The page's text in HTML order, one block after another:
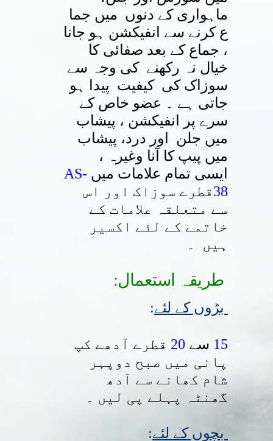
ماہواری کے دنوں میں جما
ع کرنے سے انفیکشن ہو جانا
، جماع کے بعد صفائی کا
خیال نہ رکھنے کی وجہ سے
سوزاک کی کیفیت پیدا ہو
جاتی ہے ۔ عضو خاص کے
سرے پر انفیکشن ، پیشاب
میں جلن اور درد، پیشاب
میں پیپ کا آنا وغیرہ ،
ایسی تمام علامات میں AS-
38قطرے سوزاک اور اس
سے متعلقہ علامات کے
خاتمے کے لئے اکسیر
ہیں ۔
:
15 سے 20 قطرے آدھے کپ
پانی میں صبح دوپہر
شام کھانے سے آدھ
گھنٹہ پہلے پی لیں ۔
: